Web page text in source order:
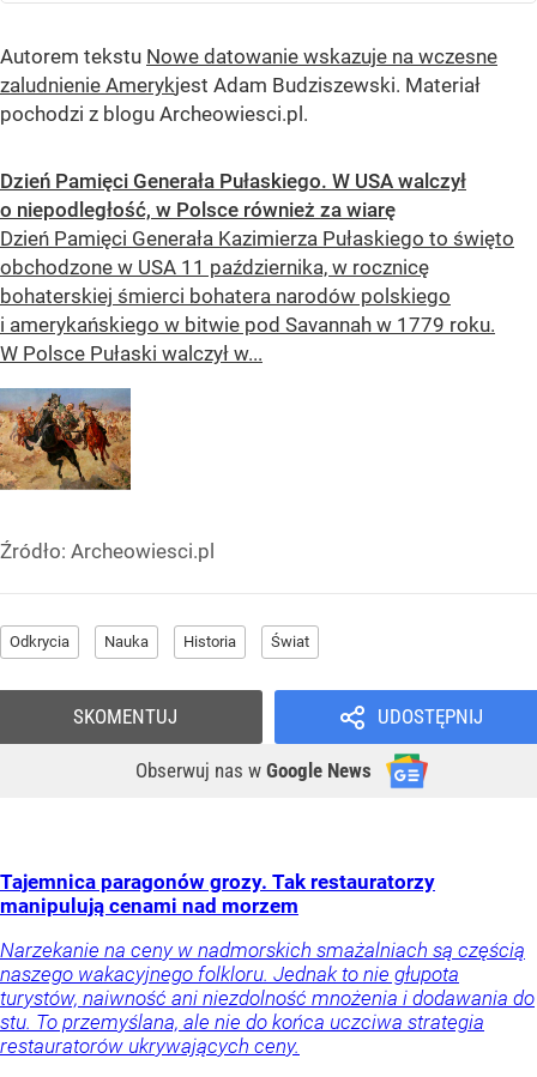
Autorem tekstu Nowe datowanie wskazuje na wczesne
zaludnienie Amerykjest Adam Budziszewski. Materiał
pochodzi z blogu Archeowiesci.pl.
Dzień Pamięci Generała Pułaskiego. W USA walczył
o niepodległość, w Polsce również za wiarę
Dzień Pamięci Generała Kazimierza Pułaskiego to święto
obchodzone w USA 11 października, w rocznicę
bohaterskiej śmierci bohatera narodów polskiego
i amerykańskiego w bitwie pod Savannah w 1779 roku.
W Polsce Pułaski walczył w...
Źródło: Archeowiesci.pl
Odkrycia Nauka Historia Świat
UDOSTĘPNIJ
Obserwuj nas w Google News
SKOMENTUJ
Tajemnica paragonów grozy. Tak restauratorzy
manipulują cenami nad morzem
Narzekanie na ceny w nadmorskich smażalniach są częścią
naszego wakacyjnego folkloru. Jednak to nie głupota
turystów, naiwność ani niezdolność mnożenia i dodawania do
stu. To przemyślana, ale nie do końca uczciwa strategia
restauratorów ukrywających ceny.